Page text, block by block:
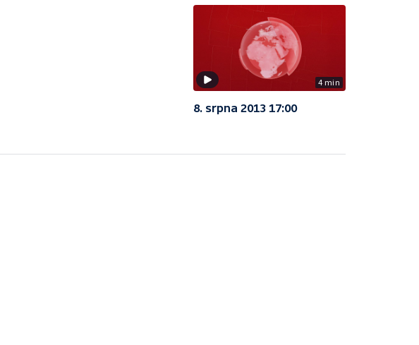
4 min
8. srpna 2013 17:00